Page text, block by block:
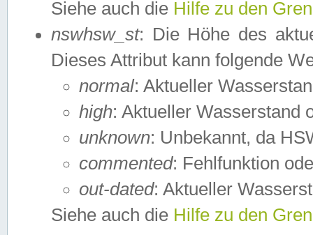
Siehe auch die Hilfe zu den
nswhsw_st: Die Höhe des
Dieses Attribut kann folgende
normal: Aktueller
high: Aktueller Wasserstand
unknown: Unbekannt, da
commented: Fehlfunktion
out-dated: Aktueller
Siehe auch die Hilfe zu den